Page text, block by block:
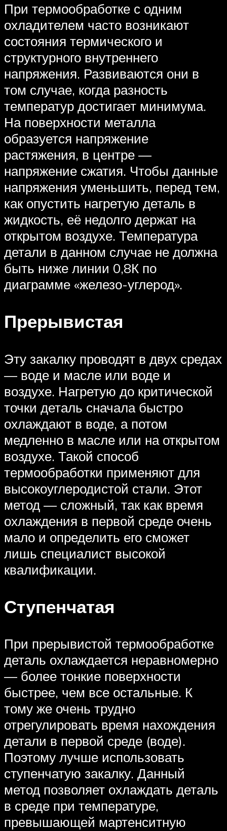
При термообработке с одним
охладителем часто возникают
состояния термического и
структурного внутреннего
напряжения. Развиваются они в
том случае, когда разность
температур достигает минимума.
На поверхности металла
образуется напряжение
растяжения, в центре —
напряжение сжатия. Чтобы данные
напряжения уменьшить, перед тем,
как опустить нагретую деталь в
жидкость, её недолго держат на
открытом воздухе. Температура
детали в данном случае не должна
быть ниже линии 0,8К по
диаграмме «железо-углерод».
Прерывистая
Эту закалку проводят в двух средах
— воде и масле или воде и
воздухе. Нагретую до критической
точки деталь сначала быстро
охлаждают в воде, а потом
медленно в масле или на открытом
воздухе. Такой способ
термообработки применяют для
высокоуглеродистой стали. Этот
метод — сложный, так как время
охлаждения в первой среде очень
мало и определить его сможет
лишь специалист высокой
квалификации.
Ступенчатая
При прерывистой термообработке
деталь охлаждается неравномерно
— более тонкие поверхности
быстрее, чем все остальные. К
тому же очень трудно
отрегулировать время нахождения
детали в первой среде (воде).
Поэтому лучше использовать
ступенчатую закалку. Данный
метод позволяет охлаждать деталь
в среде при температуре,
превышающей мартенситную